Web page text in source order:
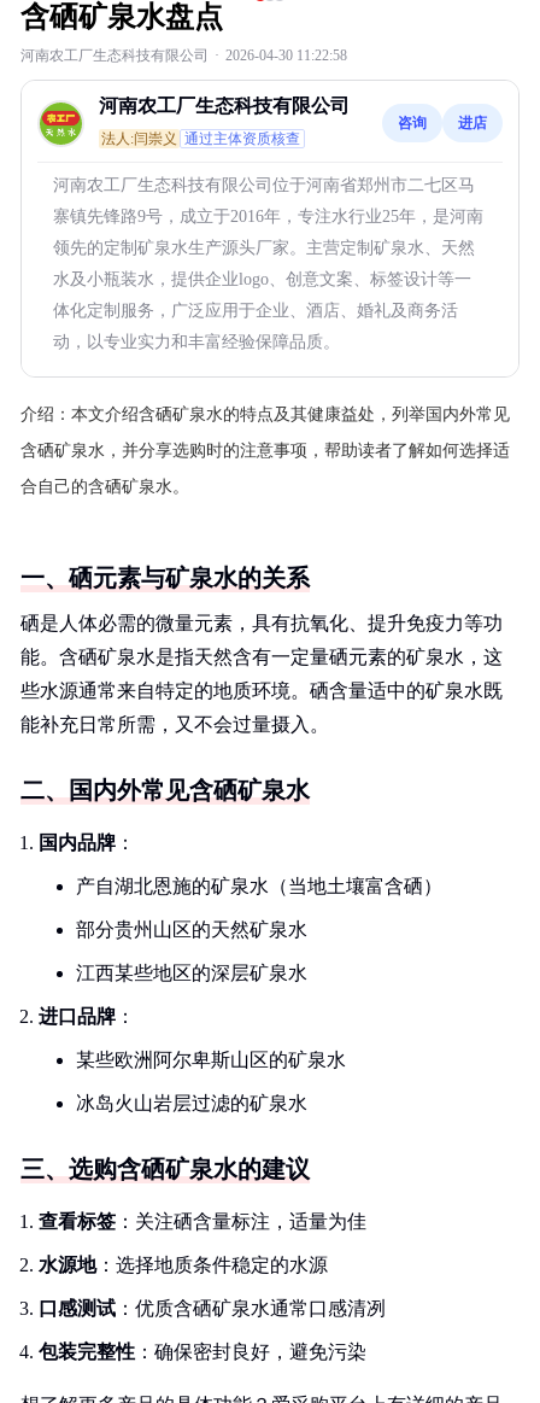
含硒矿泉水盘点
河南农工厂生态科技有限公司 · 2026-04-30 11:22:58
河南农工厂生态科技有限公司
法人:闫崇义 通过主体资质核查
咨询 进店
河南农工厂生态科技有限公司位于河南省郑州市二七区马
寨镇先锋路9号，成立于2016年，专注水行业25年，是河南
领先的定制矿泉水生产源头厂家。主营定制矿泉水、天然
水及小瓶装水，提供企业logo、创意文案、标签设计等一
体化定制服务，广泛应用于企业、酒店、婚礼及商务活
动，以专业实力和丰富经验保障品质。
介绍： 本文介绍含硒矿泉水的特点及其健康益处，列举国内外常见
含硒矿泉水，并分享选购时的注意事项，帮助读者了解如何选择适
合自己的含硒矿泉水。
一、硒元素与矿泉水的关系
硒是人体必需的微量元素，具有抗氧化、提升免疫力等功
能。含硒矿泉水是指天然含有一定量硒元素的矿泉水，这
些水源通常来自特定的地质环境。硒含量适中的矿泉水既
能补充日常所需，又不会过量摄入。
二、国内外常见含硒矿泉水
国内品牌 ：
产自湖北恩施的矿泉水（当地土壤富含硒）
部分贵州山区的天然矿泉水
江西某些地区的深层矿泉水
进口品牌 ：
某些欧洲阿尔卑斯山区的矿泉水
冰岛火山岩层过滤的矿泉水
三、选购含硒矿泉水的建议
查看标签 ：关注硒含量标注，适量为佳
水源地：选择地质条件稳定的水源
口感测试 ：优质含硒矿泉水通常口感清冽
包装完整性 ：确保密封良好，避免污染